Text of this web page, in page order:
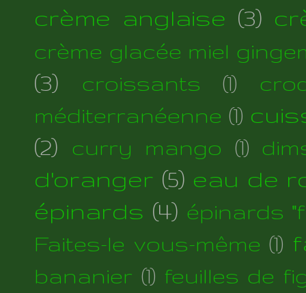
crème anglaise (3)
crème glacée miel
(3) croissants (1)
méditerranéenne (1)
(2)
curry mango (1)
d'oranger (5) eau de
épinards (4) épinards
Faites-le vous-même (1)
bananier (1) feuilles de